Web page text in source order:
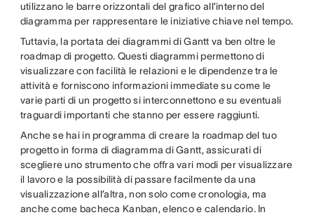
utilizzano le barre orizzontali del grafico all’interno del
diagramma per rappresentare le iniziative chiave nel tempo.
Tuttavia, la portata dei diagrammi di Gantt va ben oltre le
roadmap di progetto. Questi diagrammi permettono di
visualizzare con facilità le relazioni e le dipendenze tra le
attività e forniscono informazioni immediate su come le
varie parti di un progetto si interconnettono e su eventuali
traguardi importanti che stanno per essere raggiunti.
Anche se hai in programma di creare la roadmap del tuo
progetto in forma di diagramma di Gantt, assicurati di
scegliere uno strumento che offra vari modi per visualizzare
il lavoro e la possibilità di passare facilmente da una
visualizzazione all’altra, non solo come cronologia, ma
anche come bacheca Kanban, elenco e calendario. In